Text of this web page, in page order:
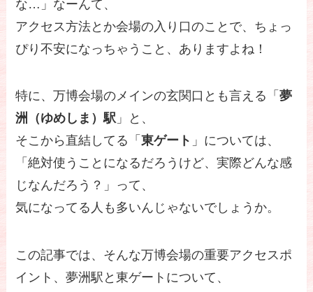
な…」なーんて、
アクセス方法とか会場の入り口のことで、ちょっ
ぴり不安になっちゃうこと、ありますよね！
特に、万博会場のメインの玄関口とも言える「夢
洲（ゆめしま）駅 」と、
そこから直結してる「東ゲート 」については、
「絶対使うことになるだろうけど、実際どんな感
じなんだろう？」って、
気になってる人も多いんじゃないでしょうか。
この記事では、そんな万博会場の重要アクセスポ
イント、夢洲駅と東ゲートについて、